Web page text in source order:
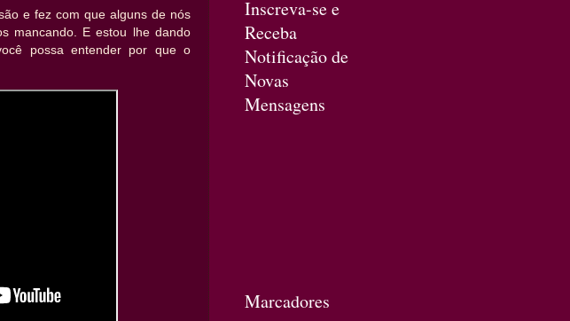
e fez com que alguns de nós
mancando. E estou lhe dando
possa entender por que o
Inscreva-se e
Receba
Notificação de
Novas
Mensagens
Marcadores